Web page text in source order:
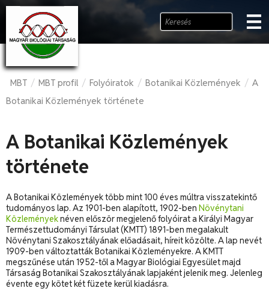
MBT / MBT profil / Folyóiratok / Botanikai Közlemények / A
Botanikai Közlemények története
A Botanikai Közlemények
története
A Botanikai Közlemények több mint 100 éves múltra visszatekintő
tudományos lap. Az 1901-ben alapított, 1902-ben Növénytani
Közleményeknéven először megjelenő folyóirat a Királyi Magyar
Természettudományi Társulat (KMTT) 1891-ben megalakult
Növénytani Szakosztályának előadásait, híreit közölte. A lap nevét
1909-ben változtatták Botanikai Közleményekre. A KMTT
megszűnése után 1952-től a Magyar Biológiai Egyesület majd
Társaság Botanikai Szakosztályának lapjaként jelenik meg. Jelenleg
évente egy kötet két füzete kerül kiadásra.